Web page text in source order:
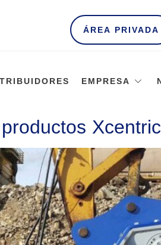
ÁREA PRIVADA
EMPRESA